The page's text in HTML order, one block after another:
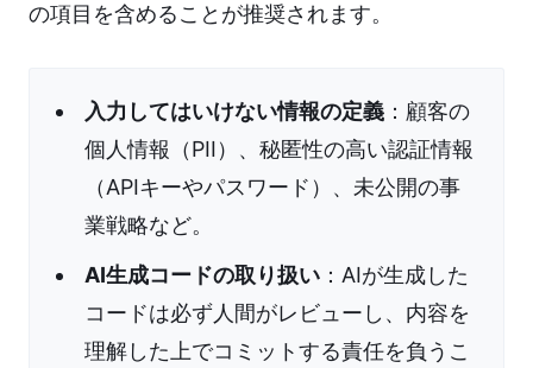
の項目を含めることが推奨されます。
入力してはいけない情報の定義 ：顧客の
個人情報（PII）、秘匿性の高い認証情報
（APIキーやパスワード）、未公開の事
業戦略など。
AI生成コードの取り扱い ：AIが生成した
コードは必ず人間がレビューし、内容を
理解した上でコミットする責任を負うこ